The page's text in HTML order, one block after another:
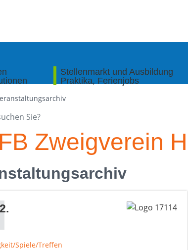
Stellenmarkt und Ausbildung
Praktika, Ferienjobs
Zweigverein
Spiele/Treffen